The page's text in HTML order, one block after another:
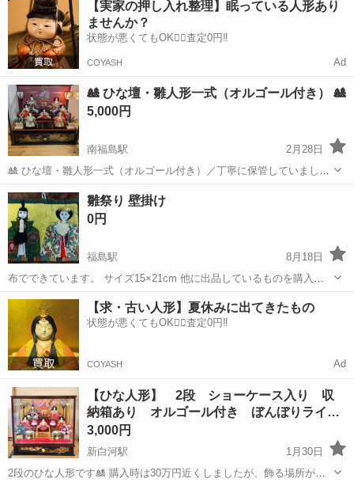
【実家の押し入れ整理】眠っている人形あり
ませんか？
状態が悪くてもOK🙆‍♀️査定0円‼️
COYASH Ad
🎎 ひな壇・雛人形一式（オルゴール付き） 🎎
5,000円
南福島駅
2月28日
🎎 ひな壇・雛人形一式（オルゴール付き）／丁寧に保管していました
🎎 とても綺麗なひな壇・雛人形一式です。 これまで大切に大切に保管
してきました。 もともと数十万円以上するひな壇です！ 【サイズ】
・縦：約40cm ・横：...
福島 福島市 南福島駅
雛祭り 壁掛け
0円
福島駅
8月18日
布でできています。 サイズ15×21cm 他に出品しているものを購入し
てくださった方に、無料でお譲りいたします。
福島 福島市 福島駅 年中行事用品 無料
【求・古い人形】夏休みに出てきたもの
状態が悪くてもOK🙆‍♀️査定0円‼️
COYASH Ad
【ひな人形】 2段 ショーケース入り 収
納箱あり オルゴール付き ぼんぼりライ…
3,000円
新白河駅
1月30日
2段のひな人形です🎎 購入時は30万円近くしましたが、飾る場所がな